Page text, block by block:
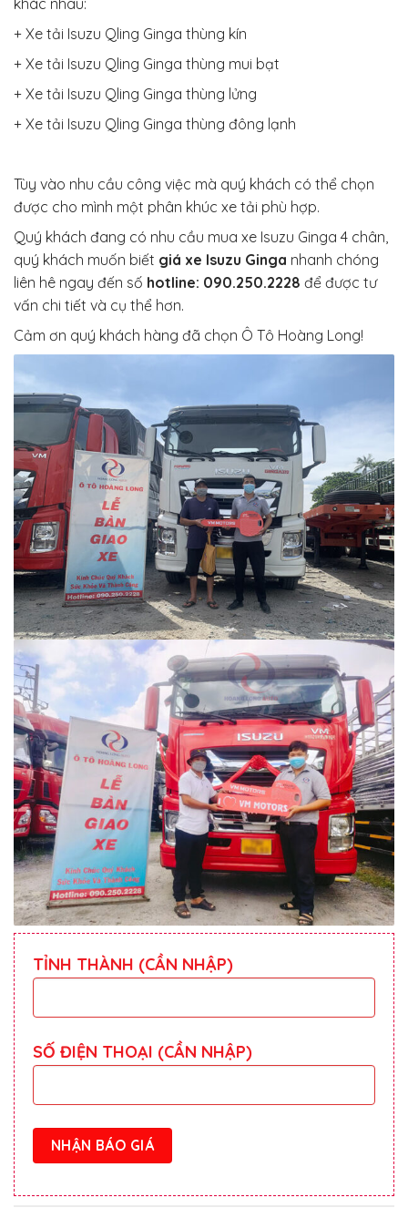
+ Xe tải Isuzu Qling Ginga thùng kín
+ Xe tải Isuzu Qling Ginga thùng mui bạt
+ Xe tải Isuzu Qling Ginga thùng lửng
+ Xe tải Isuzu Qling Ginga thùng đông lạnh
Tùy vào nhu cầu công việc mà quý khách có thể chọn
được cho mình một phân khúc xe tải phù hợp.
Quý khách đang có nhu cầu mua xe Isuzu Ginga 4 chân,
quý khách muốn biết giá xe Isuzu Ginga nhanh chóng
liên hê ngay đến số hotline: 090.250.2228 để được tư
vấn chi tiết và cụ thể hơn.
Cảm ơn quý khách hàng đã chọn Ô Tô Hoàng Long!
TỈNH THÀNH (CẦN NHẬP)
SỐ ĐIỆN THOẠI (CẦN NHẬP)